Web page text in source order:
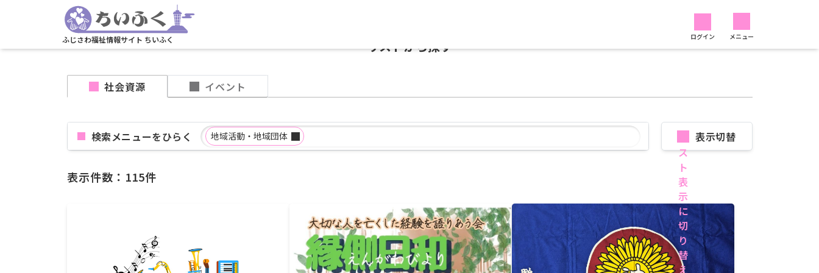
ふじさわ福祉情報サイト ちいふく ログイン メニュー
リストから探す
社会資源 イベント
検索メニューを 地域活動・地域団体 表示切替
表示件数：115件